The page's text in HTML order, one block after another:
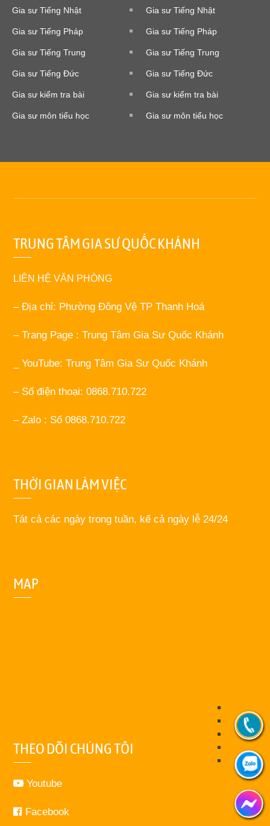
Gia sư Tiếng Nhật Gia sư Tiếng Nhật
Gia sư Tiếng Pháp Gia sư Tiếng Pháp
Gia sư Tiếng Trung Gia sư Tiếng Trung
Gia sư Tiếng Đức Gia sư Tiếng Đức
Gia sư kiểm tra bài Gia sư kiểm tra bài
Gia sư môn tiểu học Gia sư môn tiểu học
TRUNG TÂM GIA SƯ QUỐC KHÁNH
LIÊN HỆ VĂN PHÒNG
– Địa chỉ: Phường Đông Vệ TP Thanh Hoá
– Trang Page : Trung Tâm Gia Sư Quốc Khánh
_ YouTube: Trung Tâm Gia Sư Quốc Khánh
– Số điện thoại: 0868.710.722
– Zalo : Số 0868.710.722
THỜI GIAN LÀM VIỆC
Tát cả các ngày trong tuần, kể cả ngày lễ 24/24
MAP
THEO DÕI CHÚNG TÔI
Youtube
Facebook